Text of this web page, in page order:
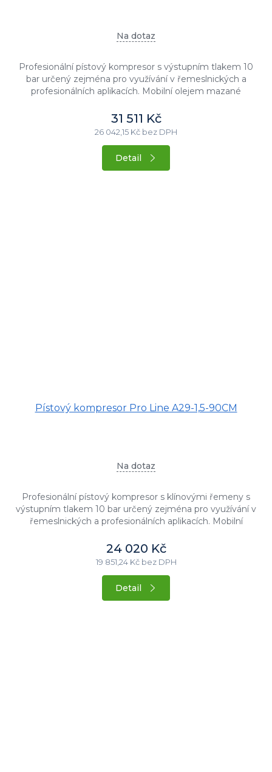
Na dotaz
Profesionální pístový kompresor s výstupním tlakem 10
bar určený zejména pro využívání v řemeslnických a
profesionálních aplikacích. Mobilní olejem mazané
31 511 Kč
26 042,15 Kč bez DPH
Detail
Pístový kompresor Pro Line A29-1,5-90CM
Na dotaz
Profesionální pístový kompresor s klínovými řemeny s
výstupním tlakem 10 bar určený zejména pro využívání v
řemeslnických a profesionálních aplikacích. Mobilní
24 020 Kč
19 851,24 Kč bez DPH
Detail